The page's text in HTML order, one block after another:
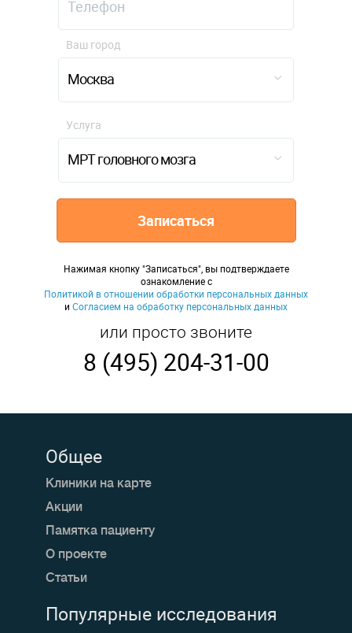
Москва
Ваш город
МРТ головного мозга
Услуга
Записаться
Нажимая кнопку "Записаться", вы подтверждаете
ознакомление с
Политикой в отношении обработки персональных данных
и Согласием на обработку персональных данных
или просто звоните
8 (495) 204-31-00
Общее
Клиники на карте
Акции
Памятка пациенту
О проекте
Статьи
Популярные исследования